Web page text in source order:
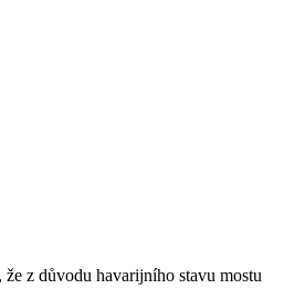
z důvodu havarijního stavu mostu